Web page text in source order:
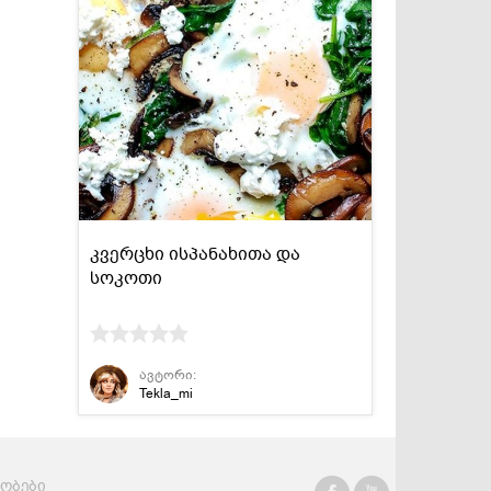
კვერცხი ისპანახითა და
სოკოთი
ავტორი:
Tekla_mi